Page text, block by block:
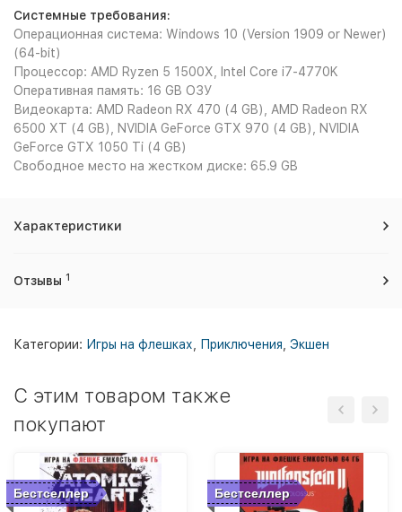
Системные требования:
Операционная система: Windows 10 (Version 1909 or Newer)
(64-bit)
Процессор: AMD Ryzen 5 1500X, Intel Core i7-4770K
Оперативная память: 16 GB ОЗУ
Видеокарта: AMD Radeon RX 470 (4 GB), AMD Radeon RX
6500 XT (4 GB), NVIDIA GeForce GTX 970 (4 GB), NVIDIA
GeForce GTX 1050 Ti (4 GB)
Свободное место на жестком диске: 65.9 GB
Характеристики
Отзывы 1
Категории: Игры на флешках Приключения Экшен
C этим товаром также
покупают
Бестселлер Бестселлер